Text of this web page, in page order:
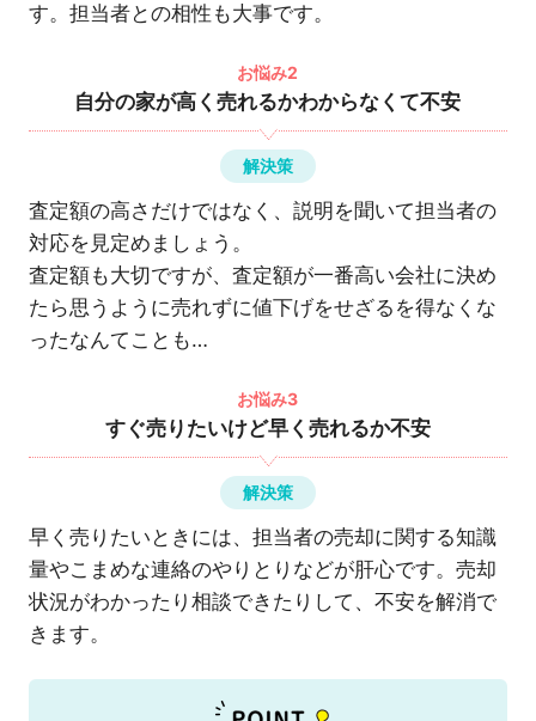
す。担当者との相性も大事です。
お悩み2
自分の家が高く売れるかわからなくて不安
解決策
査定額の高さだけではなく、説明を聞いて担当者の
対応を見定めましょう。
査定額も大切ですが、査定額が一番高い会社に決め
たら思うように売れずに値下げをせざるを得なくな
ったなんてことも…
お悩み3
すぐ売りたいけど早く売れるか不安
解決策
早く売りたいときには、担当者の売却に関する知識
量やこまめな連絡のやりとりなどが肝心です。売却
状況がわかったり相談できたりして、不安を解消で
きます。